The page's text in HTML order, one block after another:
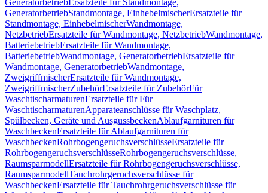
GeneratorbetriebErsatzteile für Standmontage,
GeneratorbetriebStandmontage, EinhebelmischerErsatzteile für
Standmontage, EinhebelmischerWandmontage,
NetzbetriebErsatzteile für Wandmontage, NetzbetriebWandmontage,
BatteriebetriebErsatzteile für Wandmontage,
BatteriebetriebWandmontage, GeneratorbetriebErsatzteile für
Wandmontage, GeneratorbetriebWandmontage,
ZweigriffmischerErsatzteile für Wandmontage,
ZweigriffmischerZubehörErsatzteile für ZubehörFür
WaschtischarmaturenErsatzteile für Für
WaschtischarmaturenApparateanschlüsse für Waschplatz,
Spülbecken, Geräte und AusgussbeckenAblaufgarnituren für
WaschbeckenErsatzteile für Ablaufgarnituren für
WaschbeckenRohrbogengeruchsverschlüsseErsatzteile für
RohrbogengeruchsverschlüsseRohrbogengeruchsverschlüsse,
RaumsparmodellErsatzteile für Rohrbogengeruchsverschlüsse,
RaumsparmodellTauchrohrgeruchsverschlüsse für
WaschbeckenErsatzteile für Tauchrohrgeruchsverschlüsse für